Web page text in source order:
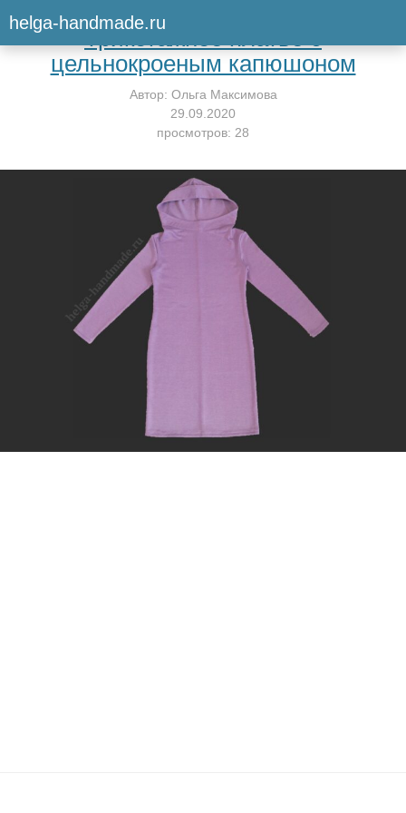
helga-handmade.ruВернуться к мастер-классу
Трикотажное платье с
цельнокроеным капюшоном
Автор: Ольга Максимова
29.09.2020
просмотров: 28